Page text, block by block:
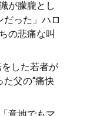
が朦朧とし
だった」ハロ
の悲痛な叫
した若者が
た父の“痛快
意地でもマ